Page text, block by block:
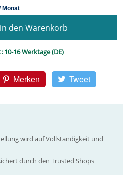
den Warenkorb
10-16 Werktage (DE)
Merken Tweet
wird auf Vollständigkeit und
durch den Trusted Shops